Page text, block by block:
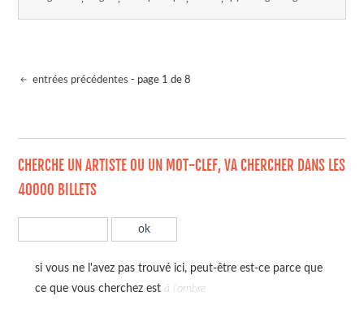
entrées précédentes - page 1 de 8
CHERCHE UN ARTISTE OU UN MOT-CLEF, VA CHERCHER DANS LES
40000 BILLETS
si vous ne l'avez pas trouvé ici, peut-être est-ce parce que
ce que vous cherchez est à l'ombre